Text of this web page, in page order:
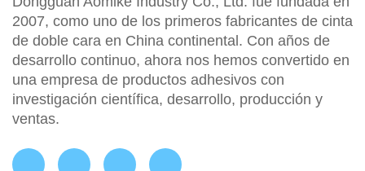
2007, como uno de los primeros fabricantes de cinta
de doble cara en China continental. Con años de
desarrollo continuo, ahora nos hemos convertido en
una empresa de productos adhesivos con
investigación científica, desarrollo, producción y
ventas.